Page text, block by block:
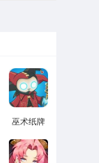
巫术纸牌
vv1.1.14